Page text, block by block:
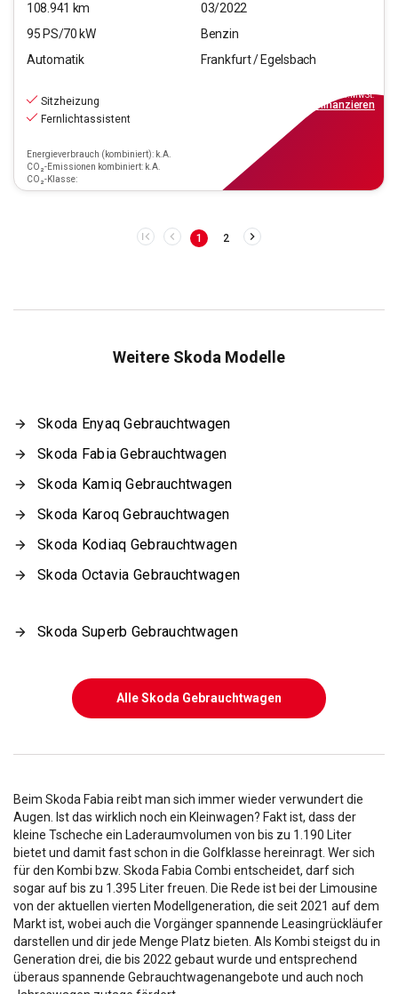
108.941 km
03/2022
95 PS/70 kW
Benzin
Automatik
Frankfurt / Egelsbach
Sitzheizung
Fernlichtassistent
Energieverbrauch (kombiniert): k.A.
CO₂-Emissionen kombiniert: k.A.
CO₂-Klasse:
inkl.MwSt.
finanzieren
1 2
Weitere Skoda Modelle
Skoda Enyaq Gebrauchtwagen
Skoda Fabia Gebrauchtwagen
Skoda Kamiq Gebrauchtwagen
Skoda Karoq Gebrauchtwagen
Skoda Kodiaq Gebrauchtwagen
Skoda Octavia Gebrauchtwagen
Skoda Superb Gebrauchtwagen
Alle Skoda Gebrauchtwagen
Beim Skoda Fabia reibt man sich immer wieder verwundert die
Augen. Ist das wirklich noch ein Kleinwagen? Fakt ist, dass der
kleine Tscheche ein Laderaumvolumen von bis zu 1.190 Liter
bietet und damit fast schon in die Golfklasse hereinragt. Wer sich
für den Kombi bzw. Skoda Fabia Combi entscheidet, darf sich
sogar auf bis zu 1.395 Liter freuen. Die Rede ist bei der Limousine
von der aktuellen vierten Modellgeneration, die seit 2021 auf dem
Markt ist, wobei auch die Vorgänger spannende Leasingrückläufer
darstellen und dir jede Menge Platz bieten. Als Kombi steigst du in
Generation drei, die bis 2022 gebaut wurde und entsprechend
überaus spannende Gebrauchtwagenangebote und auch noch